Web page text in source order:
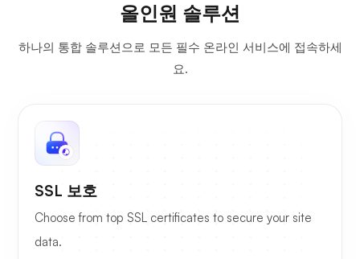
올인원 솔루션
하나의 통합 솔루션으로 모든 필수 온라인 서비스에 접속하세
요.
SSL 보호
Choose from top SSL certificates to secure your site
data.